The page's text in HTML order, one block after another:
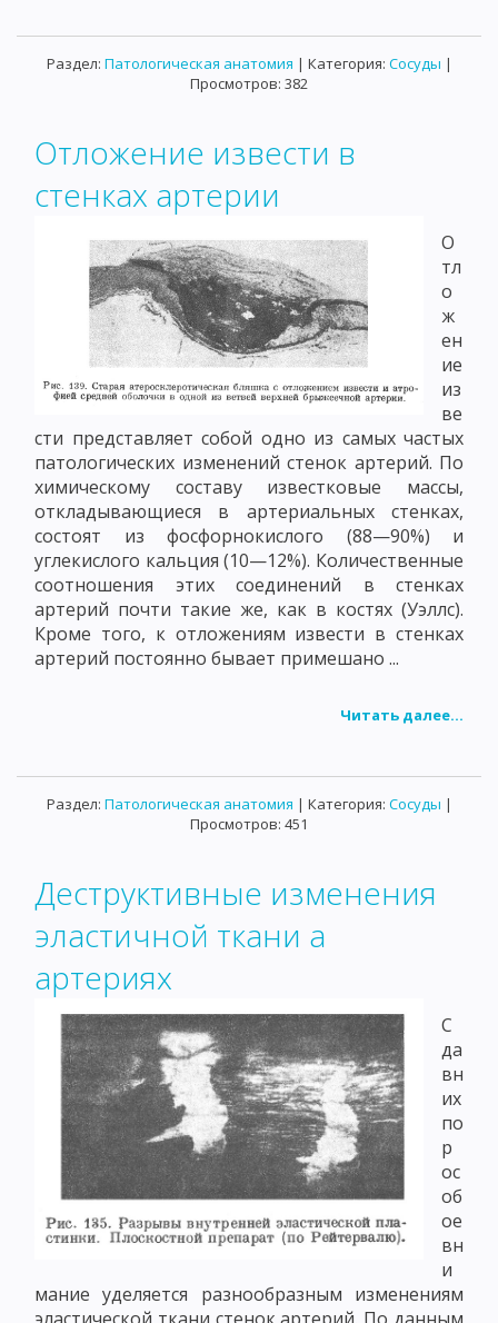
Раздел: Патологическая анатомия | Категория: Сосуды |
Просмотров: 382
Отложение извести в
стенках артерии
О
тл
о
ж
ен
ие
из
ве
сти представляет собой одно из самых частых
патологических изменений стенок артерий. По
химическому составу известковые массы,
откладывающиеся в артериальных стенках,
состоят из фосфорнокислого (88—90%) и
углекислого кальция (10—12%). Количественные
соотношения этих соединений в стенках
артерий почти такие же, как в костях (Уэллс).
Кроме того, к отложениям извести в стенках
артерий постоянно бывает примешано ...
Читать далее...
Раздел: Патологическая анатомия | Категория: Сосуды |
Просмотров: 451
Деструктивные изменения
эластичной ткани а
артериях
С
да
вн
их
по
р
ос
об
ое
вн
и
мание уделяется разнообразным изменениям